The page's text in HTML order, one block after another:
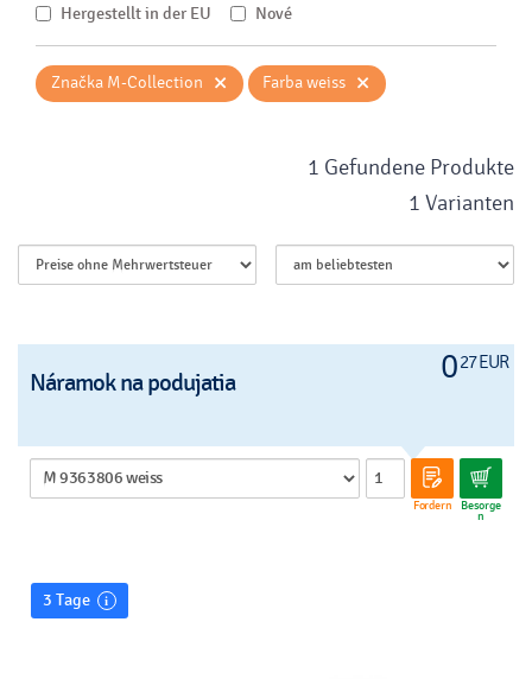
Hergestellt in der EU Nové
Značka M-Collection × Farba weiss ×
1 Gefundene Produkte
1 Varianten
027 EUR
Náramok na podujatia
Fordern Besorge
n
3 Tage